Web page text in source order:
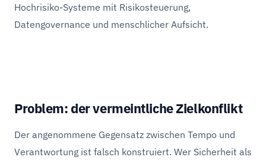
Hochrisiko-Systeme mit Risikosteuerung,
Datengovernance und menschlicher Aufsicht.
Problem: der vermeintliche Zielkonflikt
Der angenommene Gegensatz zwischen Tempo und
Verantwortung ist falsch konstruiert. Wer Sicherheit als